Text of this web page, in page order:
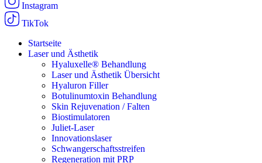
Instagram
TikTok
Startseite
Laser und Ästhetik
Hyaluxelle® Behandlung
Laser und Ästhetik Übersicht
Hyaluron Filler
Botulinumtoxin Behandlung
Skin Rejuvenation / Falten
Biostimulatoren
Juliet-Laser
Innovationslaser
Schwangerschaftsstreifen
Regeneration mit PRP